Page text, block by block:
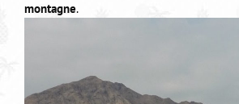
montagne.